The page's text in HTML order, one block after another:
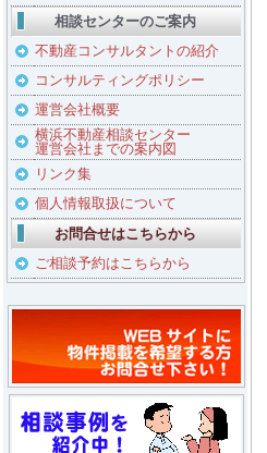
相談センターのご案内
不動産コンサルタントの紹介
コンサルティングポリシー
運営会社概要
横浜不動産相談センター
運営会社までの案内図
リンク集
個人情報取扱について
お問合せはこちらから
ご相談予約はこちらから